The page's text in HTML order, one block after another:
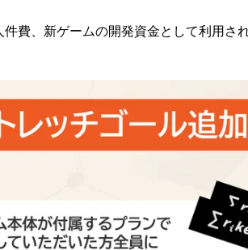
費、新ゲームの開発資金として利用さ